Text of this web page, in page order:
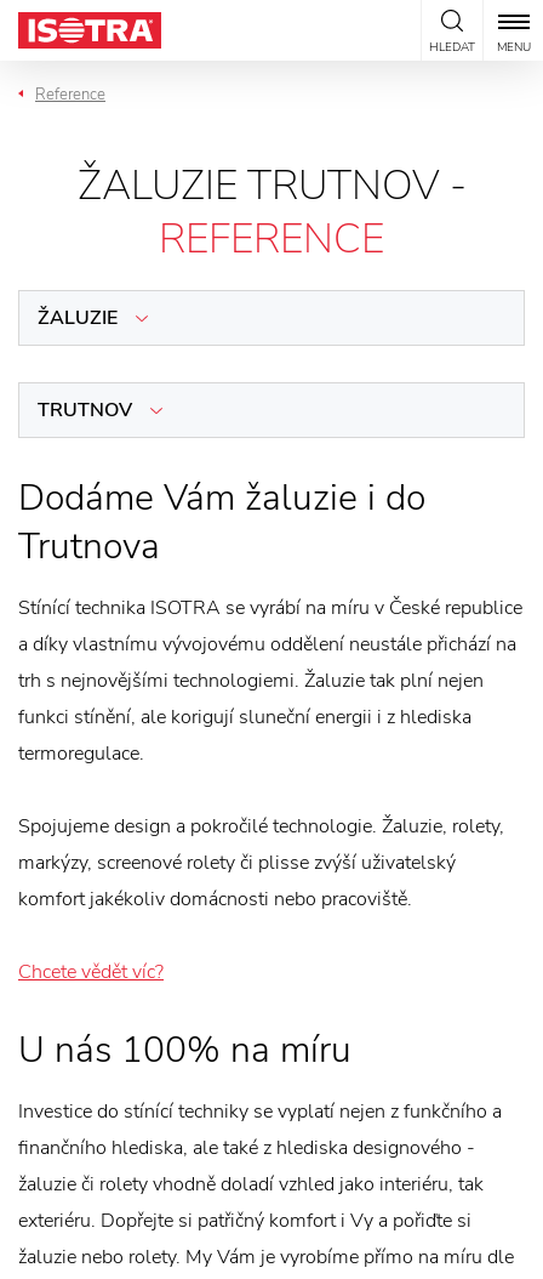
Přeskočit na obsah
HLEDAT MENU
Reference
ŽALUZIE TRUTNOV -
REFERENCE
ŽALUZIE
TRUTNOV
Dodáme Vám žaluzie i do
Trutnova
Stínící technika ISOTRA se vyrábí na míru v České republice
a díky vlastnímu vývojovému oddělení neustále přichází na
trh s nejnovějšími technologiemi. Žaluzie tak plní nejen
funkci stínění, ale korigují sluneční energii i z hlediska
termoregulace.
Spojujeme design a pokročilé technologie. Žaluzie, rolety,
markýzy, screenové rolety či plisse zvýší uživatelský
komfort jakékoliv domácnosti nebo pracoviště.
Chcete vědět víc?
U nás 100% na míru
Investice do stínící techniky se vyplatí nejen z funkčního a
finančního hlediska, ale také z hlediska designového -
žaluzie či rolety vhodně doladí vzhled jako interiéru, tak
exteriéru. Dopřejte si patřičný komfort i Vy a pořiďte si
žaluzie nebo rolety. My Vám je vyrobíme přímo na míru dle